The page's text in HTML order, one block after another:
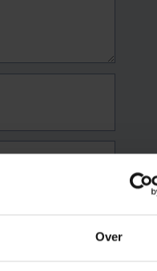
Over